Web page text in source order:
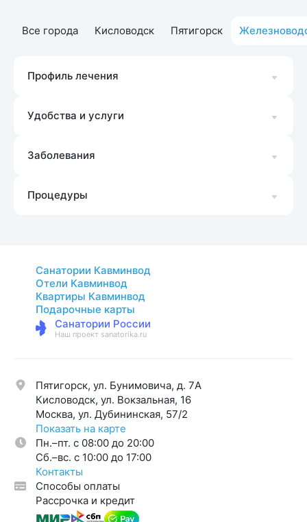
Все города Кисловодск Пятигорск
Профиль лечения
Удобства и услуги
Заболевания
Процедуры
Санатории Кавминвод
Отели Кавминвод
Квартиры Кавминвод
Подарочные карты
Санатории России
Наш проект sanatorika.ru
Пятигорск, ул. Бунимовича, д. 7A
Кисловодск, ул. Вокзальная, 16
Москва, ул. Дубининская, 57/2
Показать на карте
Пн.–пт. с 08:00 до 20:00
Cб.–вс. с 10:00 до 17:00
Контакты
Способы оплаты
Рассрочка и кредит